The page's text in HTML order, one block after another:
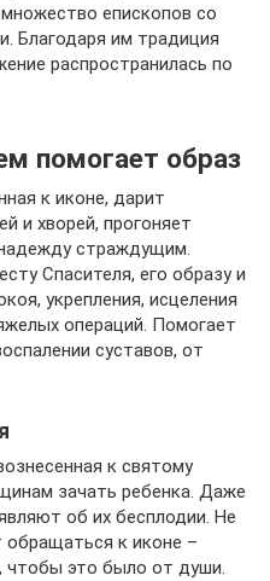
епископов со
Благодаря им традиция
распространилась по
помогает образ
к иконе, дарит
и хворей, прогоняет
страждущим.
Спасителя, его образу и
укрепления, исцеления
операций. Помогает
суставов, от
к святому
зачать ребенка. Даже
об их бесплодии. Не
к иконе –
чтобы это было от души.